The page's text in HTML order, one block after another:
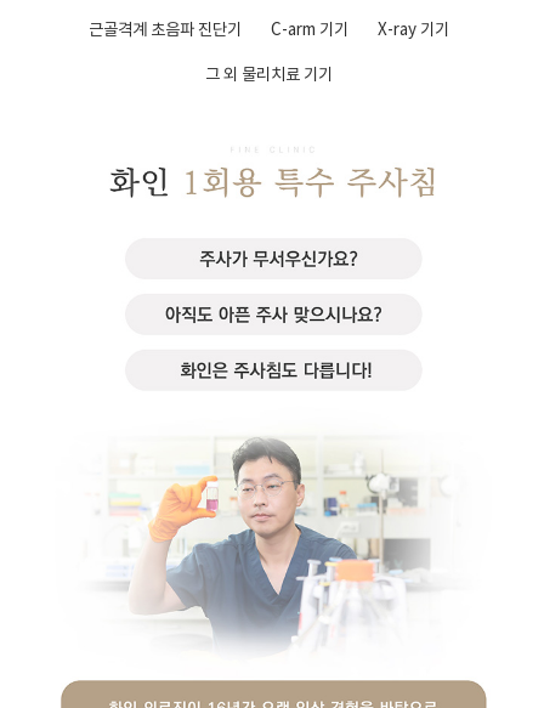
근골격계 초음파 진단기 C-arm 기기 X-ray 기기
그 외 물리치료 기기